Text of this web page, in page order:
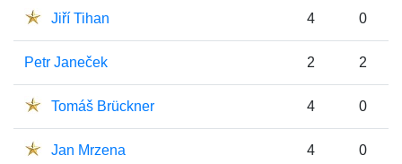
Jiří Tihan 4 0
Petr Janeček 2 2
Tomáš Brückner 4 0
Jan Mrzena 4 0